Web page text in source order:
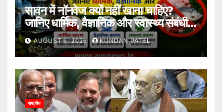
सावन में नॉनवेज क्यों नहीं खाना चाहिए?
जानिए धार्मिक, वैज्ञानिक और स्वास्थ्य संबंधी
कारण..
AUGUST 6, 2026 KUNDAN PATEL
राष्ट्रीय